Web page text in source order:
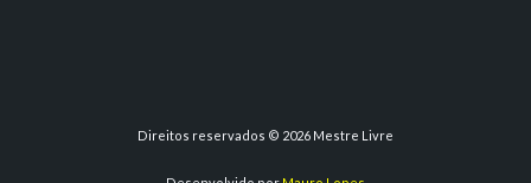
Direitos reservados © 2026 Mestre Livre